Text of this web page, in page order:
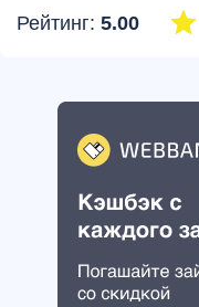
Рейтинг: 5.00